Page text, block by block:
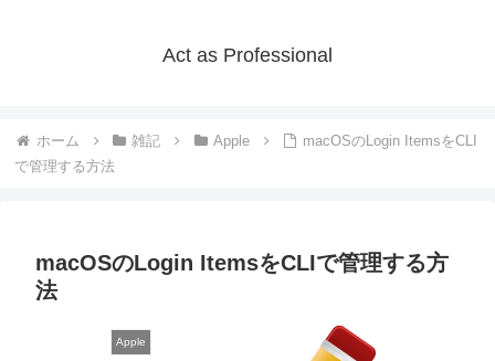
Act as Professional
ホーム 雑記 Apple
macOSのLogin ItemsをCLI
で管理する方法
macOSのLogin ItemsをCLIで管理する方
法
Apple